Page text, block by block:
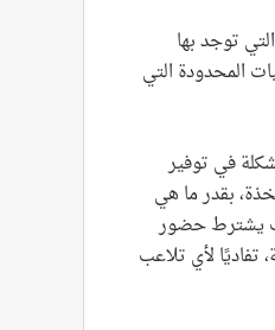
توجد بها
المحدودة التي
في توفير
بقدر ما هي
يشترط حضور
لأي تلاعب